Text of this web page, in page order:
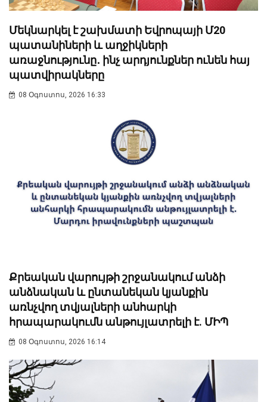
Մեկնարկել է շախմատի Եվրոպայի Մ20
պատանիների և աղջիկների
առաջնությունը․ ինչ արդյունքներ ունեն հայ
պատվիրակները
08 Օգոստոս, 2026 16:33
Քրեական վարույթի շրջանակում անձի
անձնական և ընտանեկան կյանքին
առնչվող տվյալների անհարկի
հրապարակումն անթույլատրելի է. ՄԻՊ
08 Օգոստոս, 2026 16:14